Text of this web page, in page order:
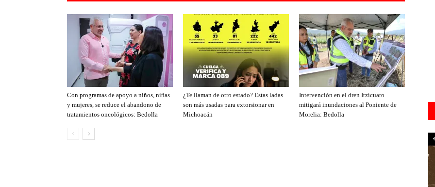
Con programas de apoyo a niños, niñas
y mujeres, se reduce el abandono de
tratamientos oncológicos: Bedolla
¿Te llaman de otro estado? Estas ladas
son más usadas para extorsionar en
Michoacán
Intervención en el dren Itzícuaro
mitigará inundaciones al Poniente de
Morelia: Bedolla